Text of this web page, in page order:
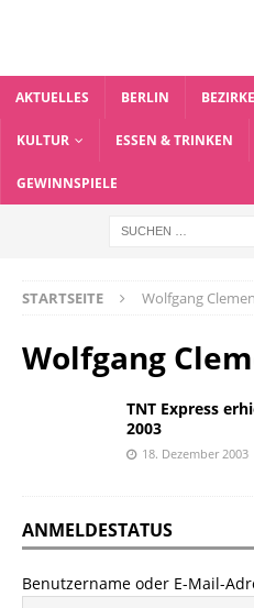
AKTUELLES BERLIN BEZIRKE
KULTUR ESSEN & TRINKEN
GEWINNSPIELE
STARTSEITE Wolfgang
Wolfgang
TNT Express
2003
18. Dezember 2003
ANMELDESTATUS
Benutzername oder E-Mail-